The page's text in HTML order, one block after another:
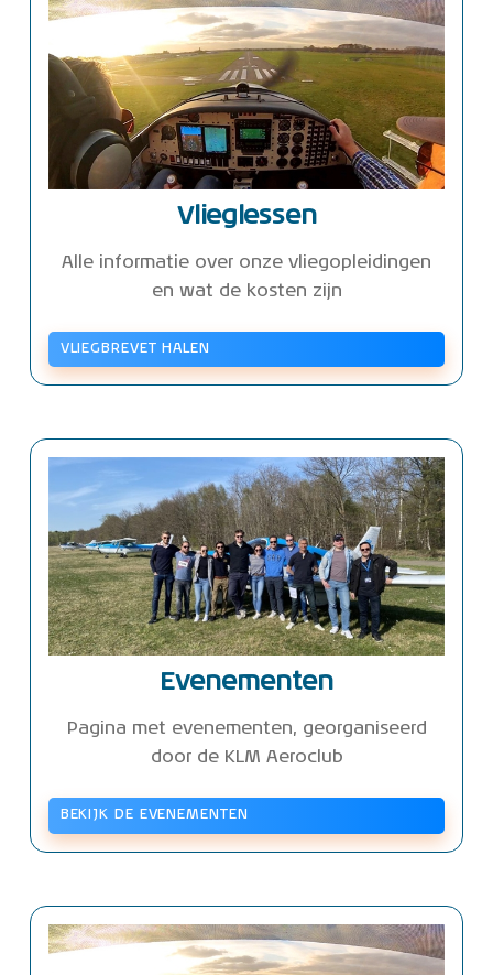
Vlieglessen
Alle informatie over onze vliegopleidingen
en wat de kosten zijn
VLIEGBREVET HALEN
Evenementen
Pagina met evenementen, georganiseerd
door de KLM Aeroclub
BEKIJK DE EVENEMENTEN